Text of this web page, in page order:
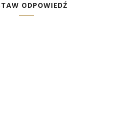
ODPOWIEDŹ